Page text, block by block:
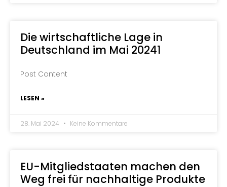
Die wirtschaftliche Lage in
Deutschland im Mai 20241
Post Content
LESEN »
28. Mai 2024 Keine Kommentare
EU-Mitgliedstaaten machen den
Weg frei für nachhaltige Produkte